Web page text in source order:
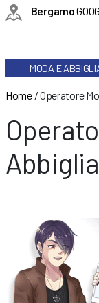
Bergamo
MODA E
Home/Operatore